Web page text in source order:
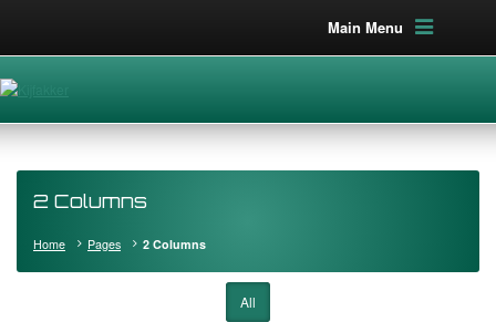
Main Menu
2 Columns
Home Pages 2 Columns
All